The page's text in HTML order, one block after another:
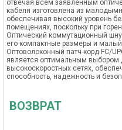
отвечая всем заявленным
кабеля изготовлена из
обеспечивая высокий уровень
помещениях, поскольку при
Оптический коммутационный
его компактные размеры и
Оптоволоконный патч-корд FC/
является оптимальным
высокоскоростных сетях,
способность, надежность и
ВОЗВРАТ